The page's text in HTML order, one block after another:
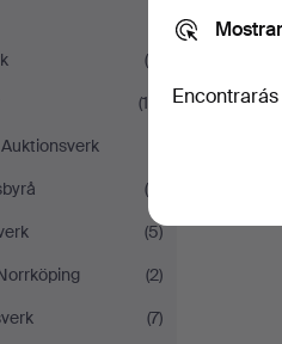
(5)
(10)
(6)
(5)
(2)
(7)